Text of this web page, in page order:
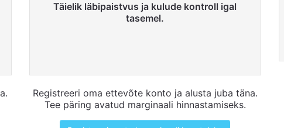
Täielik läbipaistvus ja kulude kontroll igal
tasemel.​
Registreeri oma ettevõte konto ja alusta juba täna.
Tee päring avatud marginaali hinnastamiseks.